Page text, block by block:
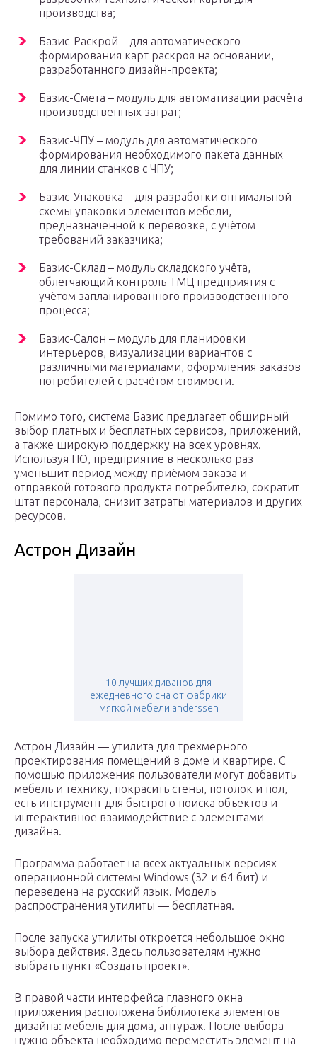
производства;
Базис-Раскрой – для автоматического
формирования карт раскроя на основании,
разработанного дизайн-проекта;
Базис-Смета – модуль для автоматизации расчёта
производственных затрат;
Базис-ЧПУ – модуль для автоматического
формирования необходимого пакета данных
для линии станков с ЧПУ;
Базис-Упаковка – для разработки оптимальной
схемы упаковки элементов мебели,
предназначенной к перевозке, с учётом
требований заказчика;
Базис-Склад – модуль складского учёта,
облегчающий контроль ТМЦ предприятия с
учётом запланированного производственного
процесса;
Базис-Салон – модуль для планировки
интерьеров, визуализации вариантов с
различными материалами, оформления заказов
потребителей с расчётом стоимости.
Помимо того, система Базис предлагает обширный
выбор платных и бесплатных сервисов, приложений,
а также широкую поддержку на всех уровнях.
Используя ПО, предприятие в несколько раз
уменьшит период между приёмом заказа и
отправкой готового продукта потребителю, сократит
штат персонала, снизит затраты материалов и других
ресурсов.
Астрон Дизайн
10 лучших диванов для
ежедневного сна от фабрики
мягкой мебели anderssen
Астрон Дизайн — утилита для трехмерного
проектирования помещений в доме и квартире. С
помощью приложения пользователи могут добавить
мебель и технику, покрасить стены, потолок и пол,
есть инструмент для быстрого поиска объектов и
интерактивное взаимодействие с элементами
дизайна.
Программа работает на всех актуальных версиях
операционной системы Windows (32 и 64 бит) и
переведена на русский язык. Модель
распространения утилиты — бесплатная.
После запуска утилиты откроется небольшое окно
выбора действия. Здесь пользователям нужно
выбрать пункт «Создать проект».
В правой части интерфейса главного окна
приложения расположена библиотека элементов
дизайна: мебель для дома, антураж. После выбора
нужно объекта необходимо переместить элемент на